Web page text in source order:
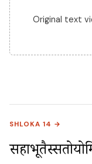
Original text
SHLOKA 14 →